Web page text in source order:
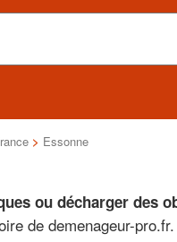
> Essonne
ou décharger des
de demenageur-pro.fr.